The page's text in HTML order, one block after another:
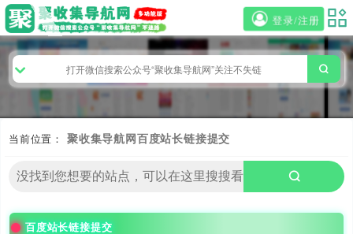
登录/注册
当前位置： 聚收集导航网 百度站长链接提交
百度站长链接提交